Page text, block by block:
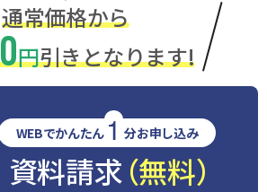
通常価格から
円引きとなります!
WEBでかんたん 1 分お申し込み
資料請求（無料）